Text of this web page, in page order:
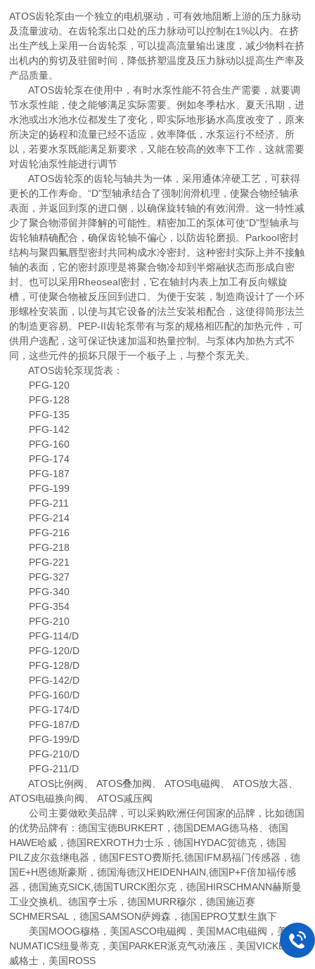
ATOS齿轮泵由一个独立的电机驱动，可有效地阻断上游的压力脉动
及流量波动。在齿轮泵出口处的压力脉动可以控制在1%以内。在挤
出生产线上采用一台齿轮泵，可以提高流量输出速度，减少物料在挤
出机内的剪切及驻留时间，降低挤塑温度及压力脉动以提高生产率及
产品质量。
ATOS齿轮泵在使用中，有时水泵性能不符合生产需要，就要调
节水泵性能，使之能够满足实际需要。例如冬季枯水、夏天汛期，进
水池或出水池水位都发生了变化，即实际地形扬水高度改变了，原来
所决定的扬程和流量已经不适应，效率降低，水泵运行不经济。所
以，若要水泵既能满足新要求，又能在较高的效率下工作，这就需要
对齿轮油泵性能进行调节
ATOS齿轮泵的齿轮与轴共为一体，采用通体淬硬工艺，可获得
更长的工作寿命。“D"型轴承结合了强制润滑机理，使聚合物经轴承
表面，并返回到泵的进口侧，以确保旋转轴的有效润滑。这一特性减
少了聚合物滞留并降解的可能性。精密加工的泵体可使“D"型轴承与
齿轮轴精确配合，确保齿轮轴不偏心，以防齿轮磨损。Parkool密封
结构与聚四氟唇型密封共同构成水冷密封。这种密封实际上并不接触
轴的表面，它的密封原理是将聚合物冷却到半熔融状态而形成自密
封。也可以采用Rheoseal密封，它在轴封内表上加工有反向螺旋
槽，可使聚合物被反压回到进口。为便于安装，制造商设计了一个环
形螺栓安装面，以使与其它设备的法兰安装相配合，这使得筒形法兰
的制造更容易。PEP-II齿轮泵带有与泵的规格相匹配的加热元件，可
供用户选配，这可保证快速加温和热量控制。与泵体内加热方式不
同，这些元件的损坏只限于一个板子上，与整个泵无关。
ATOS齿轮泵现货表：
PFG-120
PFG-128
PFG-135
PFG-142
PFG-160
PFG-174
PFG-187
PFG-199
PFG-211
PFG-214
PFG-216
PFG-218
PFG-221
PFG-327
PFG-340
PFG-354
PFG-210
PFG-114/D
PFG-120/D
PFG-128/D
PFG-142/D
PFG-160/D
PFG-174/D
PFG-187/D
PFG-199/D
PFG-210/D
PFG-211/D
ATOS比例阀、 ATOS叠加阀、 ATOS电磁阀、 ATOS放大器、
ATOS电磁换向阀、 ATOS减压阀
公司主要做欧美品牌，可以采购欧洲任何国家的品牌，比如德国
的优势品牌有：德国宝德BURKERT，德国DEMAG德马格、德国
HAWE哈威，德国REXROTH力士乐，德国HYDAC贺德克，德国
PILZ皮尔兹继电器，德国FESTO费斯托,德国IFM易福门传感器，德
国E+H恩德斯豪斯，德国海德汉HEIDENHAIN,德国P+F倍加福传感
器，德国施克SICK,德国TURCK图尔克，德国HIRSCHMANN赫斯曼
工业交换机。德国亨士乐，德国MURR穆尔，德国施迈赛
SCHMERSAL，德国SAMSON萨姆森，德国EPRO艾默生旗下
美国MOOG穆格，美国ASCO电磁阀，美国MAC电磁阀，美国
NUMATICS纽曼蒂克，美国PARKER派克气动液压，美国VICKERS
威格士，美国ROSS